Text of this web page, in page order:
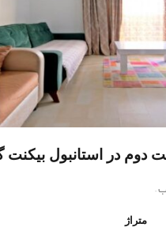
دوم در استانبول بیکنت
–
متراژ